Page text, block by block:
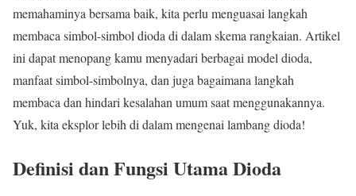
memahaminya bersama baik, kita perlu menguasai langkah
membaca simbol-simbol dioda di dalam skema rangkaian. Artikel
ini dapat menopang kamu menyadari berbagai model dioda,
manfaat simbol-simbolnya, dan juga bagaimana langkah
membaca dan hindari kesalahan umum saat menggunakannya.
Yuk, kita eksplor lebih di dalam mengenai lambang dioda!
Definisi dan Fungsi Utama Dioda